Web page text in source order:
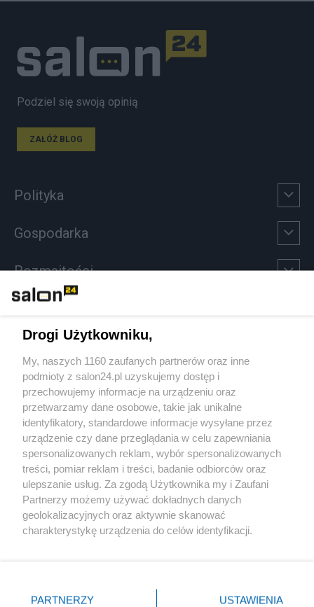
Podziel się swoją opinią
ZAŁÓŻ BLOG
Polityka
Gospodarka
Rozmaitości
Sport
Społeczeństwo
Kultura
X Facebook Instagram Youtube
Drogi Użytkowniku,
My, naszych 1160 zaufanych partnerów oraz inne
podmioty z salon24.pl uzyskujemy dostęp i
przechowujemy informacje na urządzeniu oraz
przetwarzamy dane osobowe, takie jak unikalne
identyfikatory, standardowe informacje wysyłane przez
urządzenie czy dane przeglądania w celu zapewniania
spersonalizowanych reklam, wybór spersonalizowanych
treści, pomiar reklam i treści, badanie odbiorców oraz
ulepszanie usług. Za zgodą Użytkownika my i Zaufani
Partnerzy możemy używać dokładnych danych
geolokalizacyjnych oraz aktywnie skanować
charakterystykę urządzenia do celów identyfikacji.
zmienić/wycofać klikając przycisk ustawień prywatności
PARTNERZY USTAWIENIA